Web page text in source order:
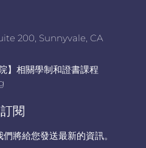
200, Sunnyvale, CA
】相關學制和證書課程
訂閱
將給您發送最新的資訊。